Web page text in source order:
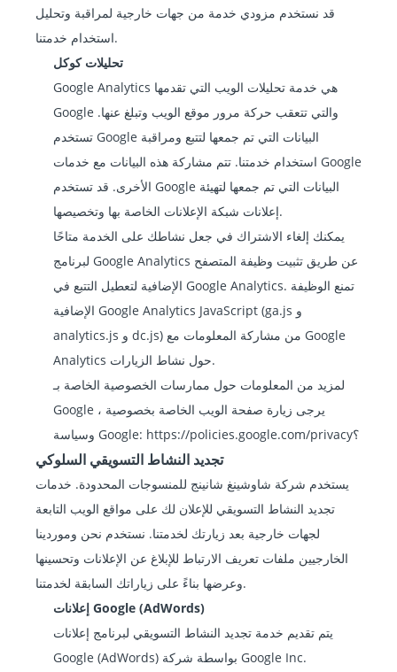
قد نستخدم مزودي خدمة من جهات خارجية لمراقبة وتحليل
استخدام خدمتنا.
تحليلات كوكل
Google Analytics هي خدمة تحليلات الويب التي تقدمها
Google والتي تتعقب حركة مرور موقع الويب وتبلغ عنها.
تستخدم Google البيانات التي تم جمعها لتتبع ومراقبة
استخدام خدمتنا. تتم مشاركة هذه البيانات مع خدمات Google
الأخرى. قد تستخدم Google البيانات التي تم جمعها لتهيئة
إعلانات شبكة الإعلانات الخاصة بها وتخصيصها.
يمكنك إلغاء الاشتراك في جعل نشاطك على الخدمة متاحًا
لبرنامج Google Analytics عن طريق تثبيت وظيفة المتصفح
الإضافية لتعطيل التتبع في Google Analytics. تمنع الوظيفة
الإضافية Google Analytics JavaScript (ga.js و
analytics.js و dc.js) من مشاركة المعلومات مع Google
Analytics حول نشاط الزيارات.
لمزيد من المعلومات حول ممارسات الخصوصية الخاصة بـ
Google ، يرجى زيارة صفحة الويب الخاصة بخصوصية
وسياسة Google:
https://policies.google.com/privacy؟
تجديد النشاط التسويقي السلوكي
يستخدم شركة شاوشينغ شانينج للمنسوجات المحدودة. خدمات
تجديد النشاط التسويقي للإعلان لك على مواقع الويب التابعة
لجهات خارجية بعد زيارتك لخدمتنا. نستخدم نحن وموردينا
الخارجيين ملفات تعريف الارتباط للإبلاغ عن الإعلانات وتحسينها
وعرضها بناءً على زياراتك السابقة لخدمتنا.
إعلانات Google (AdWords)
يتم تقديم خدمة تجديد النشاط التسويقي لبرنامج إعلانات
Google (AdWords) بواسطة شركة Google Inc.